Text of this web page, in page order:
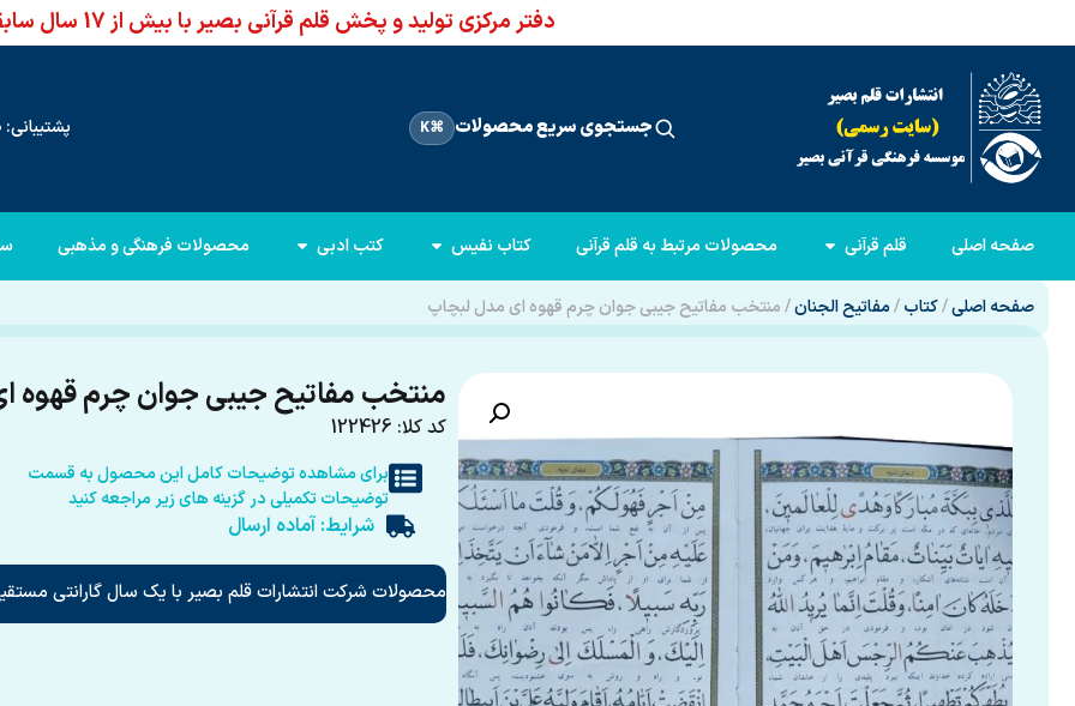
دفتر مرکزی تولید و پخش قلم قرآنی بصیر با بیش از 17 سال سابقه
جستجوی سریع محصولات ⌘K پشتیبانی: 66960950-021
صفحه اصلی قلم قرآنی محصولات مرتبط به قلم قرآنی کتاب نفیس کتب ادبی محصولات فرهنگی و مذهبی
صفحه اصلی/کتاب/مفاتیح الجنان/ منتخب مفاتیح جیبی جوان چرم قهوه ای مدل لبچاپ
منتخب مفاتیح جیبی جوان چرم قهوه
کد کلا: 122426
برای مشاهده توضیحات کامل این محصول به قسمت
توضیحات تکمیلی در گزینه های زیر مراجعه کنید
شرایط: آماده ارسال
محصولات شرکت انتشارات قلم بصیر با یک سال گارانتی